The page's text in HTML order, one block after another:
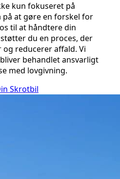
kun fokuseret på
at gøre en forskel for
til at håndtere din
du en proces, der
reducerer affald. Vi
behandlet ansvarligt
med lovgivning.
Skrotbil